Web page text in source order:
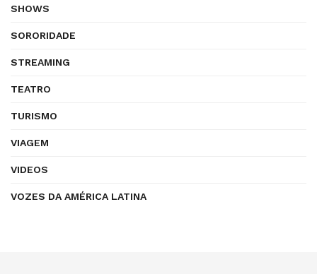
SHOWS
SORORIDADE
STREAMING
TEATRO
TURISMO
VIAGEM
VIDEOS
VOZES DA AMÉRICA LATINA